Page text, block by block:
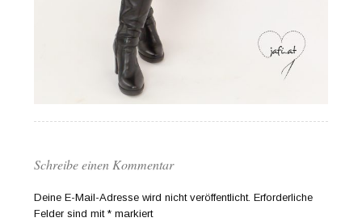
Schreibe einen Kommentar
Deine E-Mail-Adresse wird nicht veröffentlicht. Erforderliche
Felder sind mit* markiert